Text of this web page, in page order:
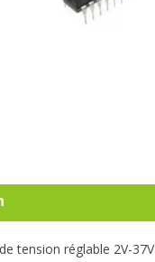
tension réglable 2V-